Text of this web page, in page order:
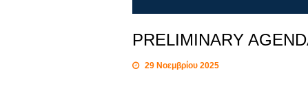
PRELIMINARY
29 Νοεμβρίου 2025